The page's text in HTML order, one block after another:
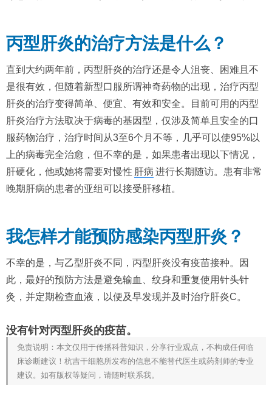
丙型肝炎的治疗方法是什么？
直到大约两年前，丙型肝炎的治疗还是令人沮丧、困难且不
是很有效，但随着新型口服所谓神奇药物的出现，治疗丙型
肝炎的治疗变得简单、便宜、有效和安全。目前可用的丙型
肝炎治疗方法取决于病毒的基因型，仅涉及简单且安全的口
服药物治疗，治疗时间从3至6个月不等，几乎可以使95%以
上的病毒完全治愈，但不幸的是，如果患者出现以下情况，
肝硬化，他或她将需要对慢性 肝病 进行长期随访。患有非常
晚期肝病的患者的亚组可以接受肝移植。
我怎样才能预防感染丙型肝炎？
不幸的是，与乙型肝炎不同，丙型肝炎没有疫苗接种。因
此，最好的预防方法是避免输血、纹身和重复使用针头针
灸，并定期检查血液，以便及早发现并及时治疗肝炎C。
没有针对丙型肝炎的疫苗。
免责说明：本文仅用于传播科普知识，分享行业观点，不构成任何临
床诊断建议！杭吉干细胞所发布的信息不能替代医生或药剂师的专业
建议。如有版权等疑问，请随时联系我。